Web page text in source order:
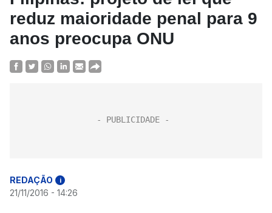
reduz maioridade penal para 9
anos preocupa ONU
REDAÇÃO i
21/11/2016 - 14:26